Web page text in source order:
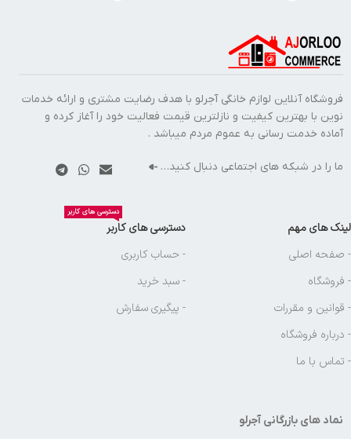
فروشگاه آنلاین لوازم خانگی آجرلو با هدف رضایت مشتری و ارائه خدمات
نوین با بهترین کیفیت و نازلترین قیمت فعالیت خود را آغاز کرده و
آماده خدمت رسانی به عموم مردم میباشد .
ما را در شبکه های اجتماعی دنبال کنید…
لینک های مهم
- صفحه اصلی
- فروشگاه
- قوانین و مقررات
- درباره فروشگاه
- تماس با ما
دسترسی های کاربر
دسترسی های کاربر
- حساب کاربری
- سبد خرید
- پیگیری سفارش
نماد های بازرگانی آجرلو